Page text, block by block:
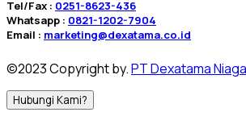
Tel/Fax : 0251-8623-436
Whatsapp : 0821-1202-7904
Email : marketing@dexatama.co.id
©2023 Copyright by.PT Dexatama
Hubungi Kami?